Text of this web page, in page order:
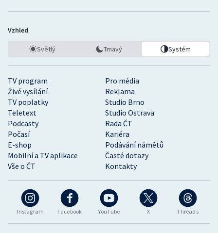
Instagram Facebook YouTube X Threads
TV program
Pro média
Živé vysílání
Reklama
TV poplatky
Studio Brno
Teletext
Studio Ostrava
Podcasty
Rada ČT
Počasí
Kariéra
E-shop
Podávání námětů
Mobilní a TV aplikace
Časté dotazy
Vše o ČT
Kontakty
Vzhled
Světlý Tmavý Systém